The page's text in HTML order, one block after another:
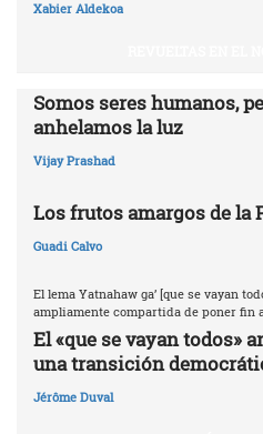
Xabier Aldekoa
Somos seres humanos,
anhelamos la luz
Vijay Prashad
Los frutos amargos de la
Guadi Calvo
El lema Yatnahaw ga’ [que se vayan
ampliamente compartida de poner fin
El «que se vayan todos»
una transición
Jérôme Duval